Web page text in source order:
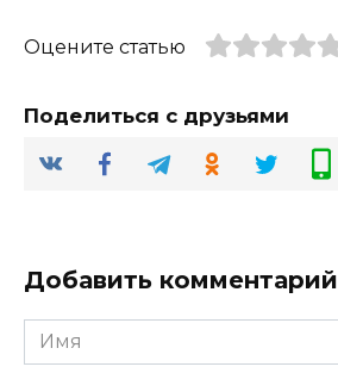
Оцените статью
Поделиться с друзьями
Добавить комментарий
Имя
*